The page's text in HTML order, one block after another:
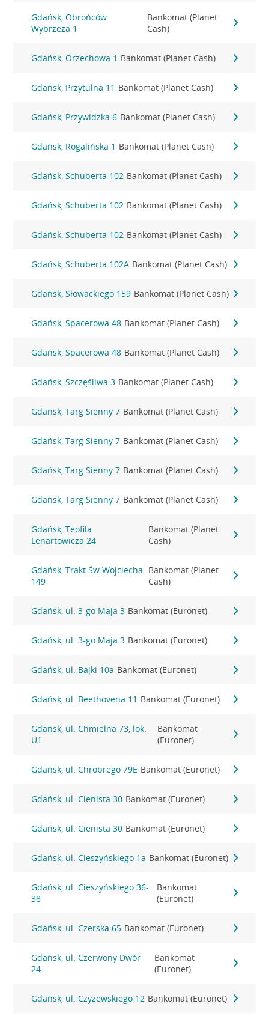
Gdańsk, Obrońców
Wybrzeża 1
Bankomat (Planet
Cash)
Gdańsk, Orzechowa 1 Bankomat (Planet Cash)
Gdańsk, Przytulna 11 Bankomat (Planet Cash)
Gdańsk, Przywidzka 6 Bankomat (Planet Cash)
Gdańsk, Rogalińska 1 Bankomat (Planet Cash)
Gdańsk, Schuberta 102 Bankomat (Planet Cash)
Gdańsk, Schuberta 102 Bankomat (Planet Cash)
Gdańsk, Schuberta 102 Bankomat (Planet Cash)
Gdańsk, Schuberta 102A Bankomat (Planet Cash)
Gdańsk, Słowackiego 159 Bankomat (Planet Cash)
Gdańsk, Spacerowa 48 Bankomat (Planet Cash)
Gdańsk, Spacerowa 48 Bankomat (Planet Cash)
Gdańsk, Szczęśliwa 3 Bankomat (Planet Cash)
Gdańsk, Targ Sienny 7 Bankomat (Planet Cash)
Gdańsk, Targ Sienny 7 Bankomat (Planet Cash)
Gdańsk, Targ Sienny 7 Bankomat (Planet Cash)
Gdańsk, Targ Sienny 7 Bankomat (Planet Cash)
Gdańsk, Teofila
Lenartowicza 24
Bankomat (Planet
Cash)
Gdańsk, Trakt Św.Wojciecha
149
Bankomat (Planet
Cash)
Gdańsk, ul. 3-go Maja 3 Bankomat (Euronet)
Gdańsk, ul. 3-go Maja 3 Bankomat (Euronet)
Gdańsk, ul. Bajki 10a Bankomat (Euronet)
Gdańsk, ul. Beethovena 11 Bankomat (Euronet)
Gdańsk, ul. Chmielna 73, lok.
U1
Bankomat
(Euronet)
Gdańsk, ul. Chrobrego 79E Bankomat (Euronet)
Gdańsk, ul. Cienista 30 Bankomat (Euronet)
Gdańsk, ul. Cienista 30 Bankomat (Euronet)
Gdańsk, ul. Cieszyńskiego 1a Bankomat (Euronet)
Gdańsk, ul. Cieszyńskiego 36-
38
Bankomat
(Euronet)
Gdańsk, ul. Czerska 65 Bankomat (Euronet)
Gdańsk, ul. Czerwony Dwór
24
Bankomat
(Euronet)
Gdańsk, ul. Czyżewskiego 12 Bankomat (Euronet)